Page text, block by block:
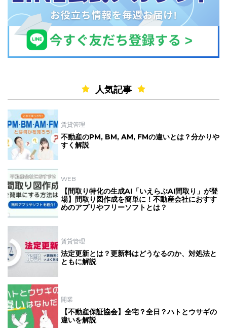
人気記事
賃貸管理
不動産のPM, BM, AM, FMの違いとは？分かりや
すく解説
WEB
【間取り特化の生成AI「いえらぶAI間取り」が登
場】間取り図作成を簡単に！不動産会社におすす
めのアプリやフリーソフトとは？
賃貸管理
法定更新とは？更新料はどうなるのか、対処法と
ともに解説
開業
【不動産保証協会】全宅？全日？ハトとウサギの
違いを解説